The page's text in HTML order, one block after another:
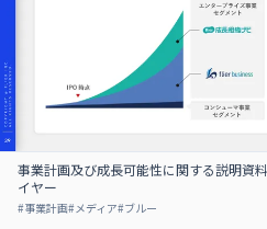
事業計画及び成⻑可能性に関する説明資
イヤー
#事業計画#メディア#ブルー